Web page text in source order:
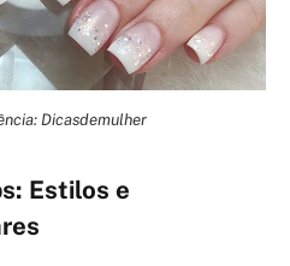
Dicasdemulher
Estilos e